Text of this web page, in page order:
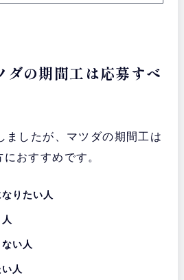
ダの期間工は応募すべ
ましたが、マツダの期間工は
おすすめです。
りたい人
い人
人